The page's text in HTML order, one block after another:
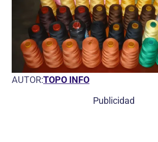
AUTOR:TOPO INFO
Publicidad